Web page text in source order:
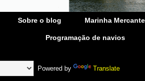
Sobre o blog Marinha
Programação de navios
Powered by Translate